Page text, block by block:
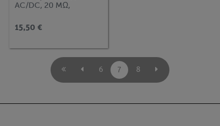
AC/DC, 20 MΩ,
15,50 €
6 7 8